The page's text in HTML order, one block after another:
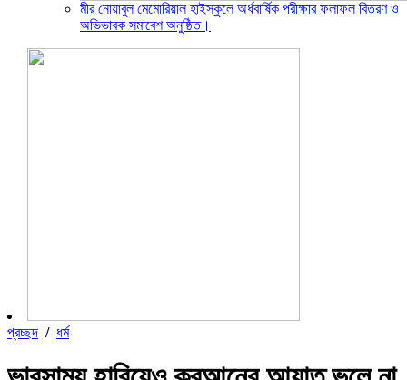
মীর নোয়াবুল মেমোরিয়াল হাইস্কুলে অর্ধবার্ষিক পরীক্ষার ফলাফল বিতরণ ও
অভিভাবক সমাবেশ অনুষ্ঠিত।
প্রচ্ছদ / ধর্ম